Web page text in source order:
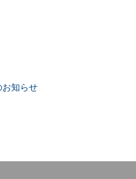
知らせ